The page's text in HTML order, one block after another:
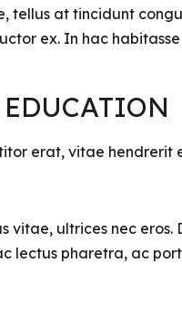
tellus at tincidunt
ex. In hac
erat, vitae hendrerit
vitae, ultrices nec
lectus pharetra, ac